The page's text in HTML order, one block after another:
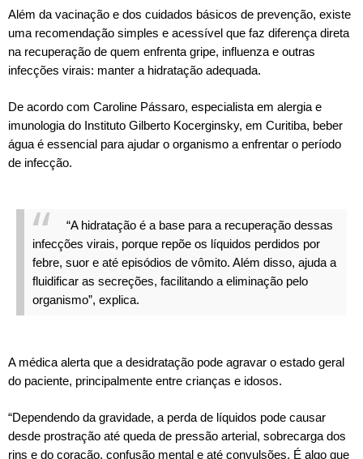
Além da vacinação e dos cuidados básicos de prevenção, existe
uma recomendação simples e acessível que faz diferença direta
na recuperação de quem enfrenta gripe, influenza e outras
infecções virais: manter a hidratação adequada.
De acordo com Caroline Pássaro, especialista em alergia e
imunologia do Instituto Gilberto Kocerginsky, em Curitiba, beber
água é essencial para ajudar o organismo a enfrentar o período
de infecção.
“A hidratação é a base para a recuperação dessas
infecções virais, porque repõe os líquidos perdidos por
febre, suor e até episódios de vômito. Além disso, ajuda a
fluidificar as secreções, facilitando a eliminação pelo
organismo”, explica.
A médica alerta que a desidratação pode agravar o estado geral
do paciente, principalmente entre crianças e idosos.
“Dependendo da gravidade, a perda de líquidos pode causar
desde prostração até queda de pressão arterial, sobrecarga dos
rins e do coração, confusão mental e até convulsões. É algo que